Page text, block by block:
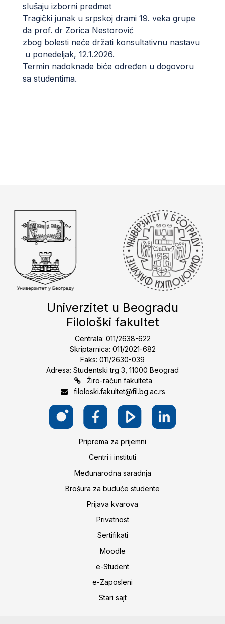
slušaju izborni predmet
Tragički junak u srpskoj drami 19. veka grupe
da prof. dr Zorica Nestorović
zbog bolesti neće držati konsultativnu nastavu
u ponedeljak, 12.1.2026.
Termin nadoknade biće određen u dogovoru
sa studentima.
Univerzitet u Beogradu
Filološki fakultet
Centrala: 011/2638-622
Skriptarnica: 011/2021-682
Faks: 011/2630-039
Adresa: Studentski trg 3, 11000 Beograd
Žiro-račun fakulteta
filoloski.fakultet@fil.bg.ac.rs
Priprema za prijemni
Centri i instituti
Međunarodna saradnja
Brošura za buduće studente
Prijava kvarova
Privatnost
Sertifikati
Moodle
e-Student
e-Zaposleni
Stari sajt